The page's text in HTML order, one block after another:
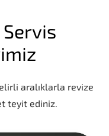
Servis
aralıklarla revize
teyit ediniz.